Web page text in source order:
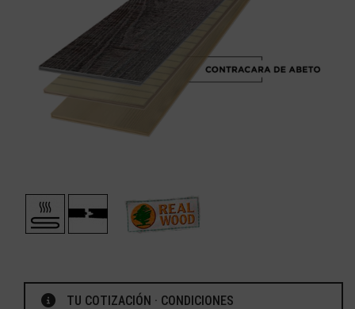
TU COTIZACIÓN · CONDICIONES